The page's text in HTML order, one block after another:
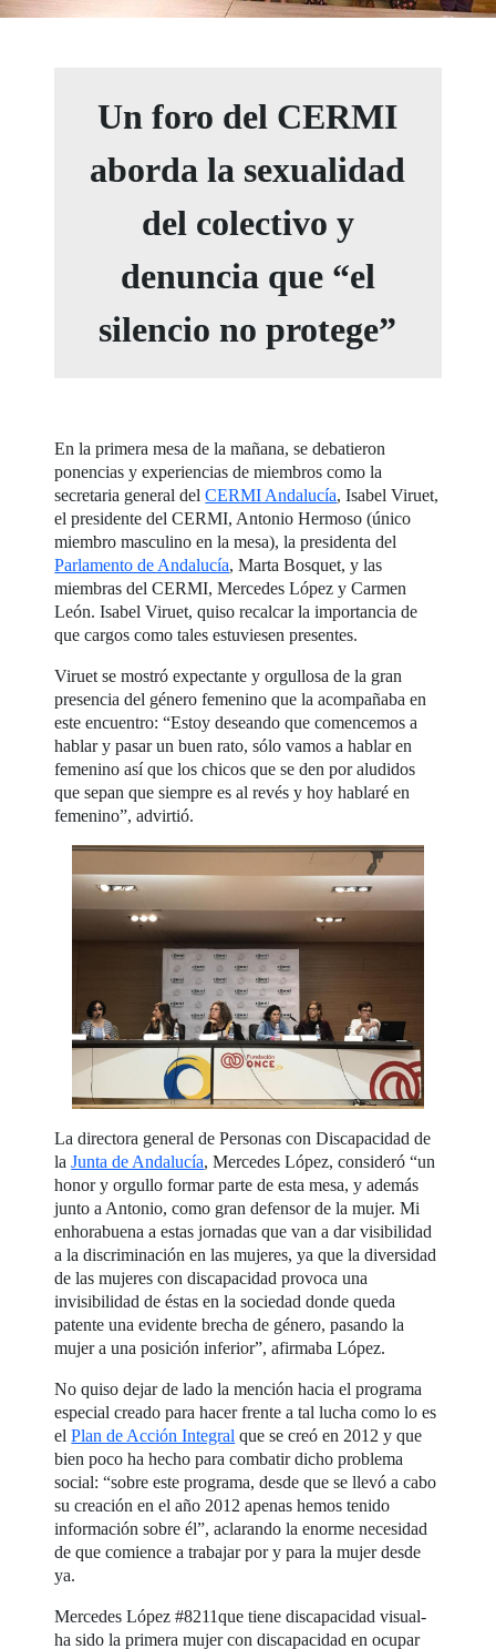
Un foro del CERMI
aborda la sexualidad
del colectivo y
denuncia que “el
silencio no protege”
En la primera mesa de la mañana, se debatieron
ponencias y experiencias de miembros como la
secretaria general delCERMI Andalucía, Isabel Viruet,
el presidente del CERMI, Antonio Hermoso (único
miembro masculino en la mesa), la presidenta del
Parlamento de Andalucía, Marta Bosquet, y las
miembras del CERMI, Mercedes López y Carmen
León. Isabel Viruet, quiso recalcar la importancia de
que cargos como tales estuviesen presentes.
Viruet se mostró expectante y orgullosa de la gran
presencia del género femenino que la acompañaba en
este encuentro: “Estoy deseando que comencemos a
hablar y pasar un buen rato, sólo vamos a hablar en
femenino así que los chicos que se den por aludidos
que sepan que siempre es al revés y hoy hablaré en
femenino”, advirtió.
La directora general de Personas con Discapacidad de
laJunta de Andalucía, Mercedes López, consideró “un
honor y orgullo formar parte de esta mesa, y además
junto a Antonio, como gran defensor de la mujer. Mi
enhorabuena a estas jornadas que van a dar visibilidad
a la discriminación en las mujeres, ya que la diversidad
de las mujeres con discapacidad provoca una
invisibilidad de éstas en la sociedad donde queda
patente una evidente brecha de género, pasando la
mujer a una posición inferior”, afirmaba López.
No quiso dejar de lado la mención hacia el programa
especial creado para hacer frente a tal lucha como lo es
elPlan de Acción Integral que se creó en 2012 y que
bien poco ha hecho para combatir dicho problema
social: “sobre este programa, desde que se llevó a cabo
su creación en el año 2012 apenas hemos tenido
información sobre él”, aclarando la enorme necesidad
de que comience a trabajar por y para la mujer desde
ya.
Mercedes López #8211que tiene discapacidad visual-
ha sido la primera mujer con discapacidad en ocupar